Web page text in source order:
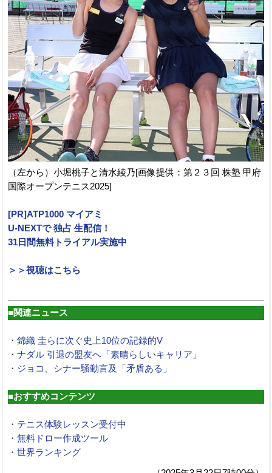
（左から）小堀桃子と清水綾乃[画像提供：第２３回 株塾 甲府
国際オープンテニス2025]
[PR]ATP1000 マイアミ
U-NEXTで 独占 生配信！
31日間無料トライアル実施中
＞＞視聴はこちら
■関連ニュース
・錦織 圭らに次ぐ史上10位の記録的V
・ナダル 引退の盟友へ「素晴らしいキャリア」
・ジョコ、シナー騒動言及「矛盾ある」
■おすすめコンテンツ
・テニス体験レッスン受付中
・無料ドロー作成ツール
・世界ランキング